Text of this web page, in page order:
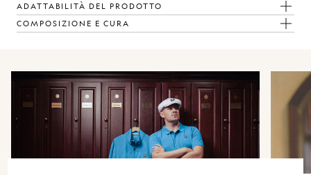
ADATTABILITÀ DEL PRODOTTO
COMPOSIZIONE E CURA